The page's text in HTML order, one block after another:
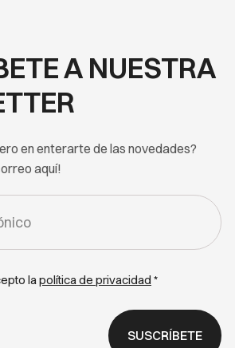
A NUESTRA
en enterarte de las novedades?
aquí!
la política de privacidad *
SUSCRÍBETE